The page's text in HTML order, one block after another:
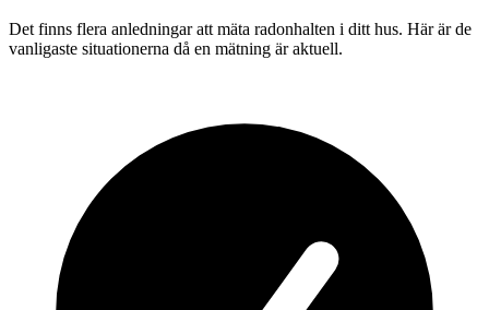
Det finns flera anledningar att mäta radonhalten i ditt hus. Här är de
vanligaste situationerna då en mätning är aktuell.